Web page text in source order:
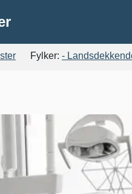
Fylker: -